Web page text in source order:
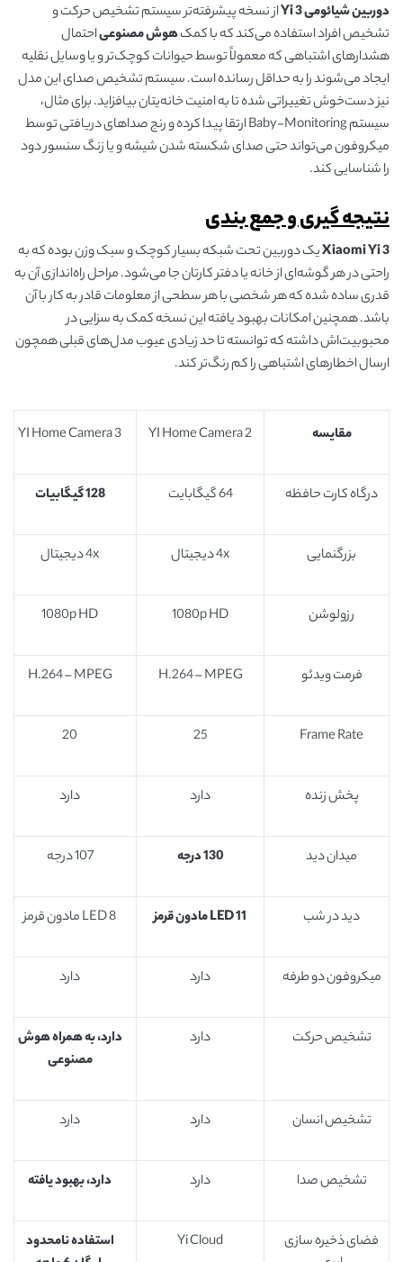
دوربین شیائومیYi 3از نسخه پیشرفته‌تر سیستم تشخیص حرکت و
تشخیص افراد استفاده می‌کند که با کمکهوش مصنوعیاحتمال
هشدارهای اشتباهی که معمولاً توسط حیوانات کوچک‌تر و یا وسایل نقلیه
ایجاد می‌شوند را به حداقل رسانده است. سیستم تشخیص صدای این مدل
نیز دست‌خوش تغییراتی شده تا به امنیت خانه‌یتان بیافزاید. برای مثال،
سیستم Baby-Monitoring ارتقا پیدا کرده و رنج صداهای دریافتی توسط
میکروفون می‌تواند حتی صدای شکسته شدن شیشه و یا زنگ سنسور دود
را شناسایی کند.
نتیجه گیری و جمع بندی
Xiaomi Yi 3یک دوربین تحت شبکه بسیار کوچک و سبک وزن بوده که به
راحتی در هر گوشه‌ای از خانه یا دفتر کارتان جا می‌شود. مراحل راه‌اندازی آن به
قدری ساده شده که هر شخصی با هر سطحی از معلومات قادر به کار با آن
باشد. همچنین امکانات بهبود یافته این نسخه کمک به سزایی در
محبوبیت‌اش داشته که توانسته تا حد زیادی عیوب مدل‌‎های قبلی همچون
ارسال اخطارهای اشتباهی را کم رنگ‌تر کند.
مقایسه YI Home Camera 2
YI Home Camera 3
درگاه کارت حافظه 64 گیگابایت 128 گیگابیات
بزرگنمایی 4x دیجیتال 4x دیجیتال
رزولوشن 1080p HD
1080p HD
فرمت ویدئو H.264 – MPEG
H.264 – MPEG
Frame Rate
25
20
پخش زنده دارد دارد
میدان دید 130 درجه 107 درجه
دید در شب 11
LEDمادون قرمز 8 LED مادون قرمز
میکروفون دو طرفه دارد دارد
تشخیص حرکت دارد
دارد، به همراه هوش
مصنوعی
تشخیص انسان دارد دارد
تشخیص صدا دارد دارد، بهبود یافته
فضای ذخیره سازی
Yi Cloud
استفاده نامحدود